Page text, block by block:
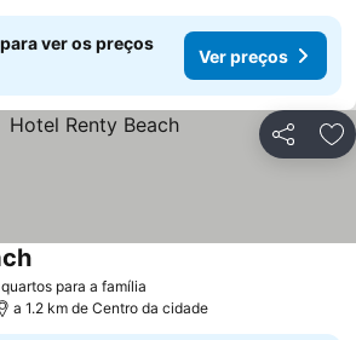
ver os preços
Ver preços
Partilhar
para a família
a 1.2 km de Centro da cidade